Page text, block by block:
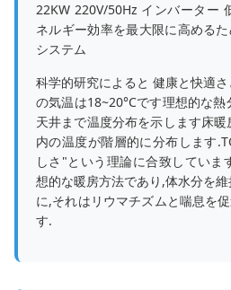
22KW 220V/50Hz インバーター
ネルギー効率を最大限に高める
システム
科学的研究によると 健康と快適
の気温は18~20°Cです理想的な
天井まで温度分布を示します床
内の温度が階層的に分布します
しさ"という理論に合致していま
想的な暖房方法であり,体水分を
に,それはリウマチズムと喘息を
す.